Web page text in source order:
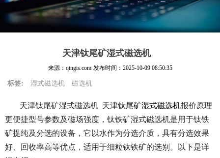
天津钛尾矿湿式磁选机
来源：qingis.com 发布时间： 2025-10-09 08:50:35
标签: 湿式磁选机 磁选机
天津钛尾矿湿式磁选机_天津钛尾矿湿式磁选机报价原理
更便捷型号参数及磁场强度，钛铁矿湿式磁选机是用于钛铁
矿提纯及分选的设备，它以水作为分选介质，具有分选效果
好、回收率高等优点，适用于细粒钛铁矿的选别。以下是详